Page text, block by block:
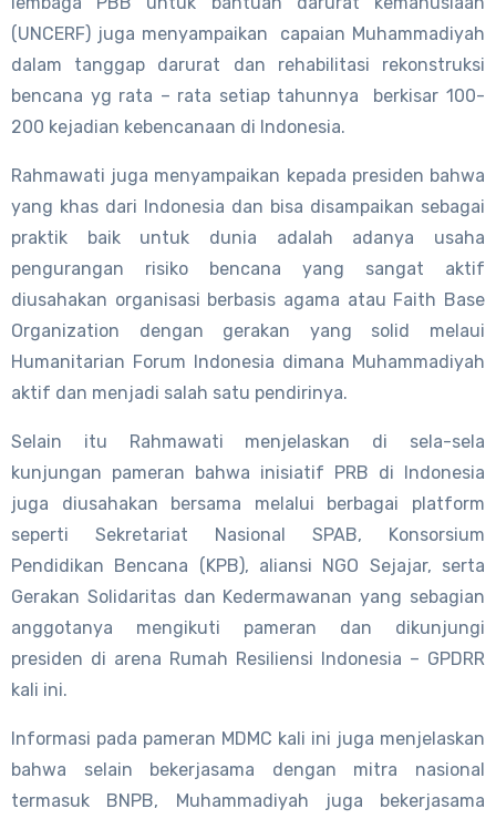
(UNCERF) juga menyampaikan capaian Muhammadiyah
dalam tanggap darurat dan rehabilitasi rekonstruksi
bencana yg rata – rata setiap tahunnya berkisar 100-
200 kejadian kebencanaan di Indonesia.
Rahmawati juga menyampaikan kepada presiden bahwa
yang khas dari Indonesia dan bisa disampaikan sebagai
praktik baik untuk dunia adalah adanya usaha
pengurangan risiko bencana yang sangat aktif
diusahakan organisasi berbasis agama atau Faith Base
Organization dengan gerakan yang solid melaui
Humanitarian Forum Indonesia dimana Muhammadiyah
aktif dan menjadi salah satu pendirinya.
Selain itu Rahmawati menjelaskan di sela-sela
kunjungan pameran bahwa inisiatif PRB di Indonesia
juga diusahakan bersama melalui berbagai platform
seperti Sekretariat Nasional SPAB, Konsorsium
Pendidikan Bencana (KPB), aliansi NGO Sejajar, serta
Gerakan Solidaritas dan Kedermawanan yang sebagian
anggotanya mengikuti pameran dan dikunjungi
presiden di arena Rumah Resiliensi Indonesia – GPDRR
kali ini.
Informasi pada pameran MDMC kali ini juga menjelaskan
bahwa selain bekerjasama dengan mitra nasional
termasuk BNPB, Muhammadiyah juga bekerjasama